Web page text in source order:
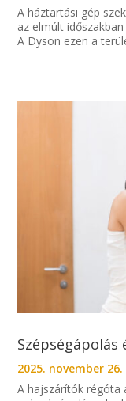
A háztartási gép
az elmúlt
A Dyson ezen a
Szépségápolás
2025. november 26.
A hajszárítók régóta